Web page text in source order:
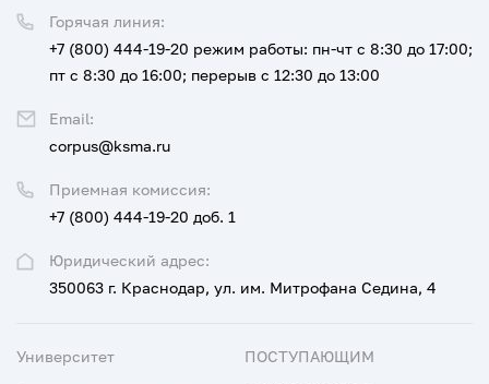
Юридический адрес:
350063 г. Краснодар, ул. им. Митрофана Седина, 4
Приемная комиссия:
+7 (800) 444-19-20 доб. 1
Горячая линия:
+7 (800) 444-19-20 режим работы: пн-чт с 8:30 до 17:00;
пт с 8:30 до 16:00; перерыв с 12:30 до 13:00
Email:
corpus@ksma.ru
Университет ПОСТУПАЮЩИМ